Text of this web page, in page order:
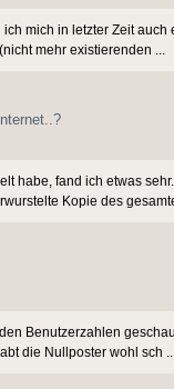
mich in letzter Zeit
mehr existierenden ...
habe, fand ich etwas
Kopie des
Benutzerzahlen
die Nullposter wohl sch